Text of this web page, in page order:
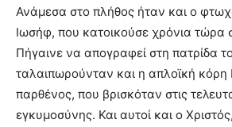
Ανάμεσα στο πλήθος ήταν και ο
Ιωσήφ, που κατοικούσε χρόνια τώρα
Πήγαινε να απογραφεί στη πατρίδα
ταλαιπωρούνταν και η απλοϊκή
παρθένος, που βρισκόταν στις
εγκυμοσύνης. Και αυτοί και ο